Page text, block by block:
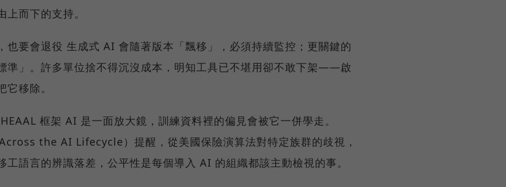
而下的支持。
也要會退役 生成式 AI 會隨著版本「飄移」，必須持續監控；更關鍵的
準」。許多單位捨不得沉沒成本，明知工具已不堪用卻不敢下架——啟
移除。
框架 AI 是一面放大鏡，訓練資料裡的偏見會被它一併學走。
the AI Lifecycle）提醒，從美國保險演算法對特定族群的歧視，
工語言的辨識落差，公平性是每個導入 AI 的組織都該主動檢視的事。